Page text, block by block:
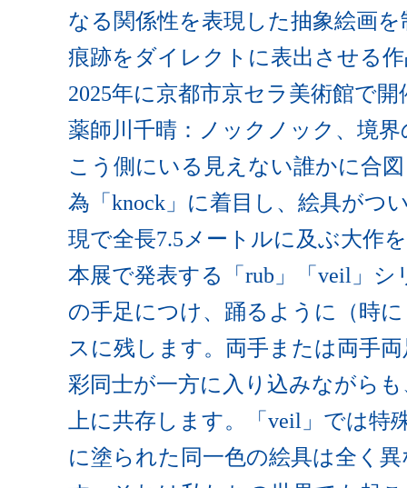
なる関係性を表現した抽象絵画
痕跡をダイレクトに表出させる
2025年に京都市京セラ美術館で
薬師川千晴：ノックノック、境
こう側にいる見えない誰かに合
為「knock」に着目し、絵具がつ
現で全長7.5メートルに及ぶ大作
本展で発表する「rub」「veil」
の手足につけ、踊るように（時
スに残します。両手または両手
彩同士が一方に入り込みながら
上に共存します。「veil」では特
に塗られた同一色の絵具は全く